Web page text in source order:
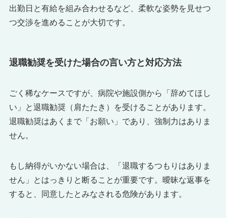
出勤日と有給を組み合わせるなど、柔軟な姿勢を見せつ
つ交渉を進めることが大切です。
退職勧奨を受けた場合の言い方と対応方法
ごく稀なケースですが、病院や施設側から「辞めてほし
い」と退職勧奨（肩たたき）を受けることがあります。
退職勧奨はあくまで「お願い」であり、強制力はありま
せん。
もし納得がいかない場合は、「退職するつもりはありま
せん」とはっきりと断ることが重要です。曖昧な返事を
すると、同意したとみなされる危険があります。